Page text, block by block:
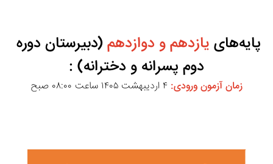
پایه‌های یازدهم و دوازدهم (دبیرستان دوره
دوم پسرانه و دخترانه) :
زمان آزمون ورودی: